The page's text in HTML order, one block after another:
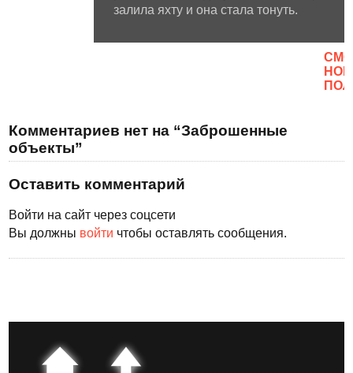
залила яхту и она стала тонуть.
Комментариев нет на “Заброшенные
объекты”
Оставить комментарий
Войти на сайт через соцсети
Вы должны войти чтобы оставлять сообщения.